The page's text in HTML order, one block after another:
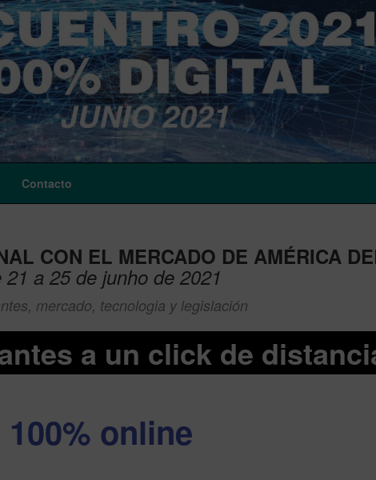
Contacto
CON EL MERCADO DE AMÉRICA
21 a 25 de junho de 2021
mercado, tecnologia y legislación
a un click de
100% online